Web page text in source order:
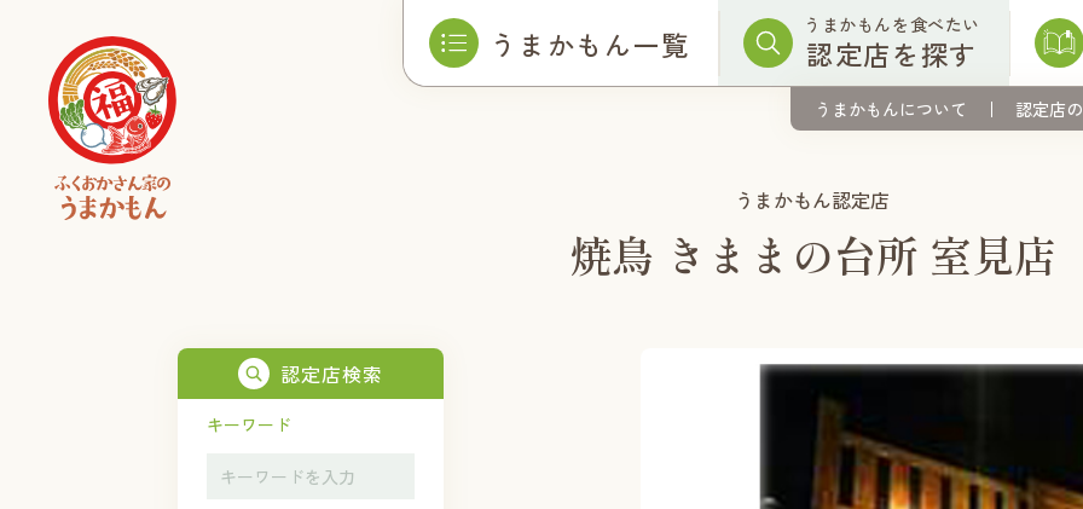
うまかもん一覧 うまかもんを食べたい
認定店を探す
うまかもんについて 認定店
うまかもん認定店
焼鳥 きままの台所 室見店
認定店検索
キーワード